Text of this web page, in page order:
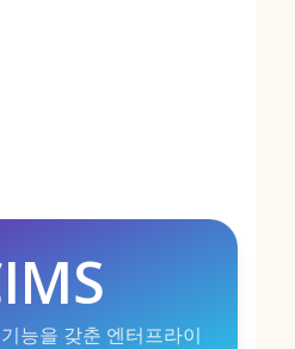
능을 갖춘 엔터프라이